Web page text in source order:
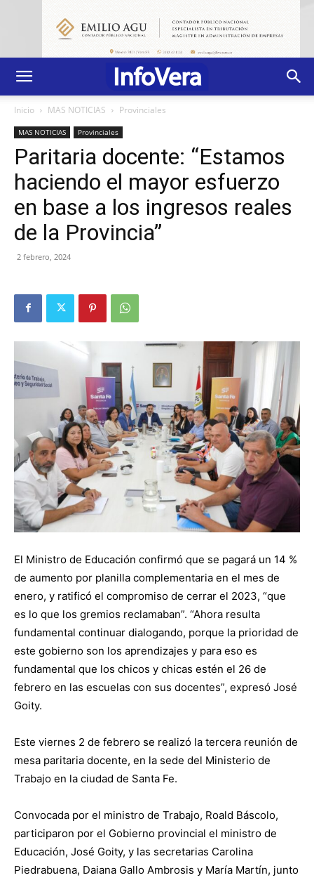
Inicio MAS NOTICIAS Provinciales
MAS NOTICIAS Provinciales
Paritaria docente: “Estamos
haciendo el mayor esfuerzo
en base a los ingresos reales
de la Provincia”
2 febrero, 2024
El Ministro de Educación confirmó que se pagará un 14 %
de aumento por planilla complementaria en el mes de
enero, y ratificó el compromiso de cerrar el 2023, “que
es lo que los gremios reclamaban”. “Ahora resulta
fundamental continuar dialogando, porque la prioridad de
este gobierno son los aprendizajes y para eso es
fundamental que los chicos y chicas estén el 26 de
febrero en las escuelas con sus docentes”, expresó José
Goity.
Este viernes 2 de febrero se realizó la tercera reunión de
mesa paritaria docente, en la sede del Ministerio de
Trabajo en la ciudad de Santa Fe.
Convocada por el ministro de Trabajo, Roald Báscolo,
participaron por el Gobierno provincial el ministro de
Educación, José Goity, y las secretarias Carolina
Piedrabuena, Daiana Gallo Ambrosis y María Martín, junto